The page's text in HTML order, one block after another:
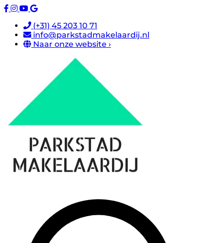
(+31) 45 203 10 71
info@parkstadmakelaardij.nl
Naar onze website ›